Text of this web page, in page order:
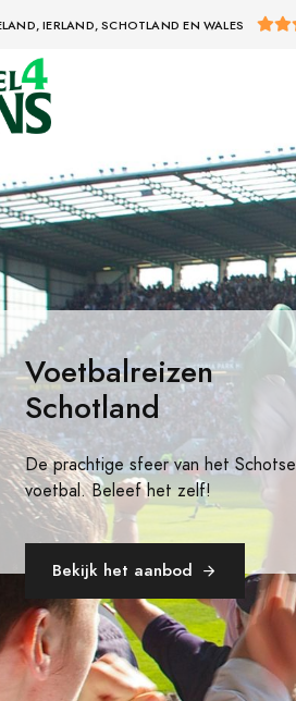
IERLAND, SCHOTLAND EN WALES
Voetbalreizen
Schotland
De prachtige sfeer van het Schotse
voetbal. Beleef het zelf!
Bekijk het aanbod